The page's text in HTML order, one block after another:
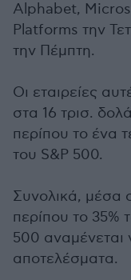
Alphabet,
Platforms την
την Πέμπτη.
Οι εταιρείες
στα 16 τρισ.
περίπου το ένα
του S&P 500.
Συνολικά, μέσα
περίπου το 35%
500
αποτελέσματα.